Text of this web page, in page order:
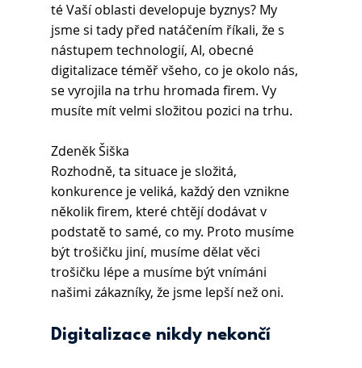
té Vaší oblasti developuje byznys? My
jsme si tady před natáčením říkali, že s
nástupem technologií, AI, obecné
digitalizace téměř všeho, co je okolo nás,
se vyrojila na trhu hromada firem. Vy
musíte mít velmi složitou pozici na trhu.
Zdeněk Šiška
Rozhodně, ta situace je složitá,
konkurence je veliká, každý den vznikne
několik firem, které chtějí dodávat v
podstatě to samé, co my. Proto musíme
být trošičku jiní, musíme dělat věci
trošičku lépe a musíme být vnímáni
našimi zákazníky, že jsme lepší než oni.
Digitalizace nikdy nekončí